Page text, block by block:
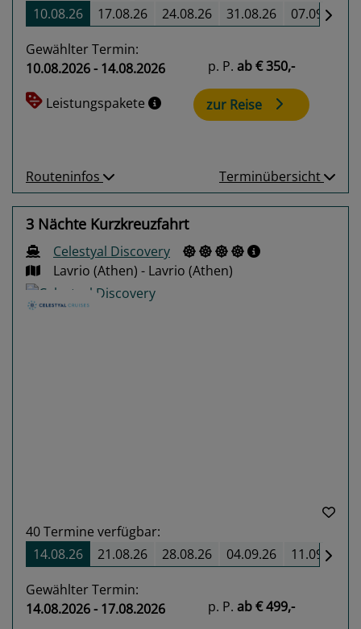
10.08.26
17.08.26 24.08.26 31.08.26 07.09.26
Gewählter Termin:
10.08.2026 - 14.08.2026
Leistungspakete
p. P. ab€ 350,-
zur Reise
Routeninfos Terminübersicht
3 Nächte Kurzkreuzfahrt
Celestyal Discovery
Lavrio (Athen) - Lavrio (Athen)
40Termine verfügbar:
14.08.26
21.08.26 28.08.26 04.09.26 11.09.26
Gewählter Termin:
14.08.2026 - 17.08.2026
p. P. ab€ 499,-